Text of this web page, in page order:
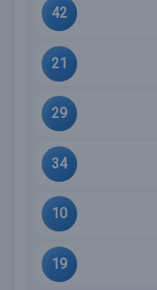
42
21
29
34
10
19